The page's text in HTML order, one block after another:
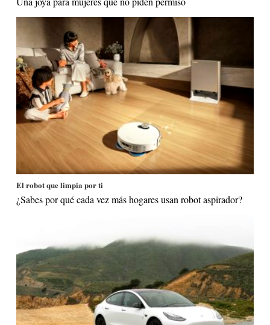
El robot que limpia por ti
¿Sabes por qué cada vez más hogares usan robot aspirador?